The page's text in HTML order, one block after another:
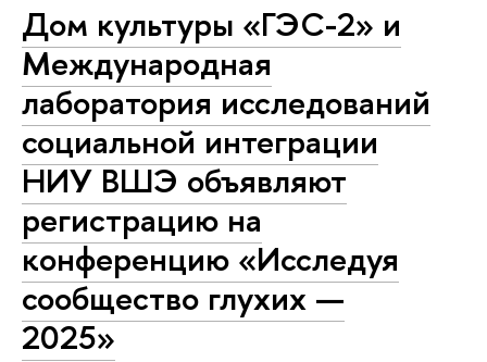
Дом культуры «ГЭС-2» и
Международная
лаборатория исследований
социальной интеграции
НИУ ВШЭ объявляют
регистрацию на
конференцию «Исследуя
сообщество глухих —
2025»